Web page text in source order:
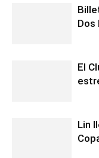
Dos
El
Lin